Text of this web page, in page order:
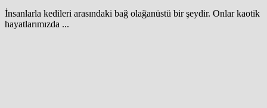
İnsanlarla kedileri arasındaki bağ olağanüstü bir şeydir. Onlar kaotik
hayatlarımızda ...